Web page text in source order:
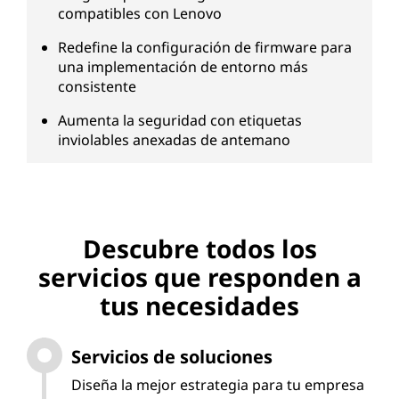
compatibles con Lenovo
Redefine la configuración de firmware para
una implementación de entorno más
consistente
Aumenta la seguridad con etiquetas
inviolables anexadas de antemano
Descubre todos los
servicios que responden a
tus necesidades
Servicios de soluciones
Diseña la mejor estrategia para tu empresa